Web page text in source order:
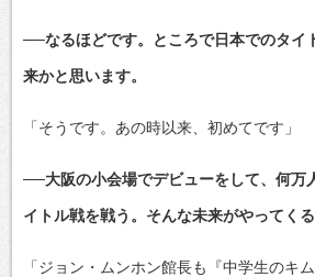
──なるほどです。ところで日本でのタイ
来かと思います。
「そうです。あの時以来、初めてです」
──大阪の小会場でデビューをして、何万
イトル戦を戦う。そんな未来がやってく
「ジョン・ムンホン館長も『中学生のキ